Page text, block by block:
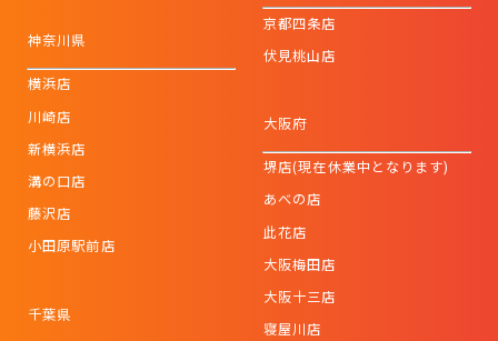
神奈川県
横浜店
川崎店
新横浜店
溝の口店
藤沢店
小田原駅前店
千葉県
京都四条店
伏見桃山店
大阪府
堺店(現在休業中となります)
あべの店
此花店
大阪梅田店
大阪十三店
寝屋川店